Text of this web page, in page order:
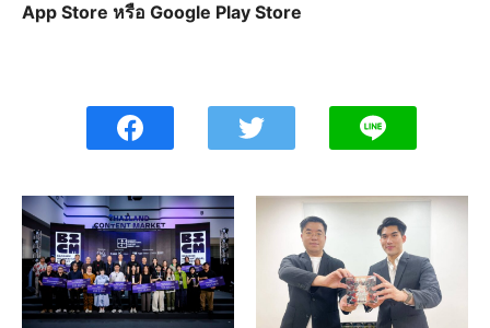
App Store หรือ Google Play Store